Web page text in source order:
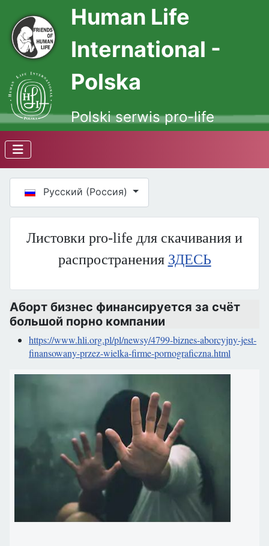
Human Life
International -
Polska
Polski serwis pro-life
Русский (Россия)
Листовки pro-life для скачивания и
распространения ЗДЕСЬ
Аборт бизнес финансируется за счёт
большой порно компании
https://www.hli.org.pl/pl/newsy/4799-biznes-aborcyjny-jest-
finansowany-przez-wielka-firme-pornograficzna.html